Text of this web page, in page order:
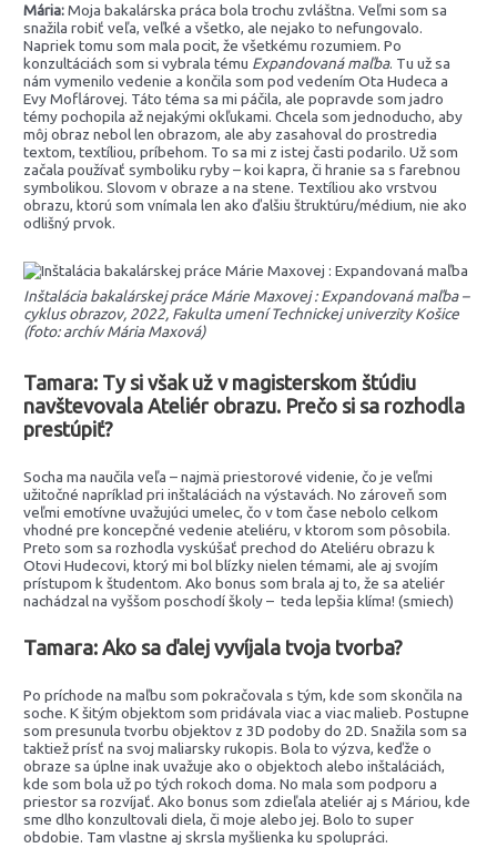
Mária:Moja bakalárska práca bola trochu zvláštna. Veľmi som sa
snažila robiť veľa, veľké a všetko, ale nejako to nefungovalo.
Napriek tomu som mala pocit, že všetkému rozumiem. Po
konzultáciách som si vybrala tému Expandovaná maľba. Tu už sa
nám vymenilo vedenie a končila som pod vedením Ota Hudeca a
Evy Moflárovej. Táto téma sa mi páčila, ale popravde som jadro
témy pochopila až nejakými okľukami. Chcela som jednoducho, aby
môj obraz nebol len obrazom, ale aby zasahoval do prostredia
textom, textíliou, príbehom. To sa mi z istej časti podarilo. Už som
začala používať symboliku ryby – koi kapra, či hranie sa s farebnou
symbolikou. Slovom v obraze a na stene. Textíliou ako vrstvou
obrazu, ktorú som vnímala len ako ďalšiu štruktúru/médium, nie ako
odlišný prvok.
Inštalácia bakalárskej práce Márie Maxovej : Expandovaná maľba –
cyklus obrazov, 2022, Fakulta umení Technickej univerzity Košice
(foto: archív Mária Maxová)
Tamara: Ty si však už v magisterskom štúdiu
navštevovala Ateliér obrazu. Prečo si sa rozhodla
prestúpiť?
Socha ma naučila veľa – najmä priestorové videnie, čo je veľmi
užitočné napríklad pri inštaláciách na výstavách. No zároveň som
veľmi emotívne uvažujúci umelec, čo v tom čase nebolo celkom
vhodné pre koncepčné vedenie ateliéru, v ktorom som pôsobila.
Preto som sa rozhodla vyskúšať prechod do Ateliéru obrazu k
Otovi Hudecovi, ktorý mi bol blízky nielen témami, ale aj svojím
prístupom k študentom. Ako bonus som brala aj to, že sa ateliér
nachádzal na vyššom poschodí školy – teda lepšia klíma! (smiech)
Tamara: Ako sa ďalej vyvíjala tvoja tvorba?
Po príchode na maľbu som pokračovala s tým, kde som skončila na
soche. K šitým objektom som pridávala viac a viac malieb. Postupne
som presunula tvorbu objektov z 3D podoby do 2D. Snažila som sa
taktiež prísť na svoj maliarsky rukopis. Bola to výzva, keďže o
obraze sa úplne inak uvažuje ako o objektoch alebo inštaláciách,
kde som bola už po tých rokoch doma. No mala som podporu a
priestor sa rozvíjať. Ako bonus som zdieľala ateliér aj s Máriou, kde
sme dlho konzultovali diela, či moje alebo jej. Bolo to super
obdobie. Tam vlastne aj skrsla myšlienka ku spolupráci.